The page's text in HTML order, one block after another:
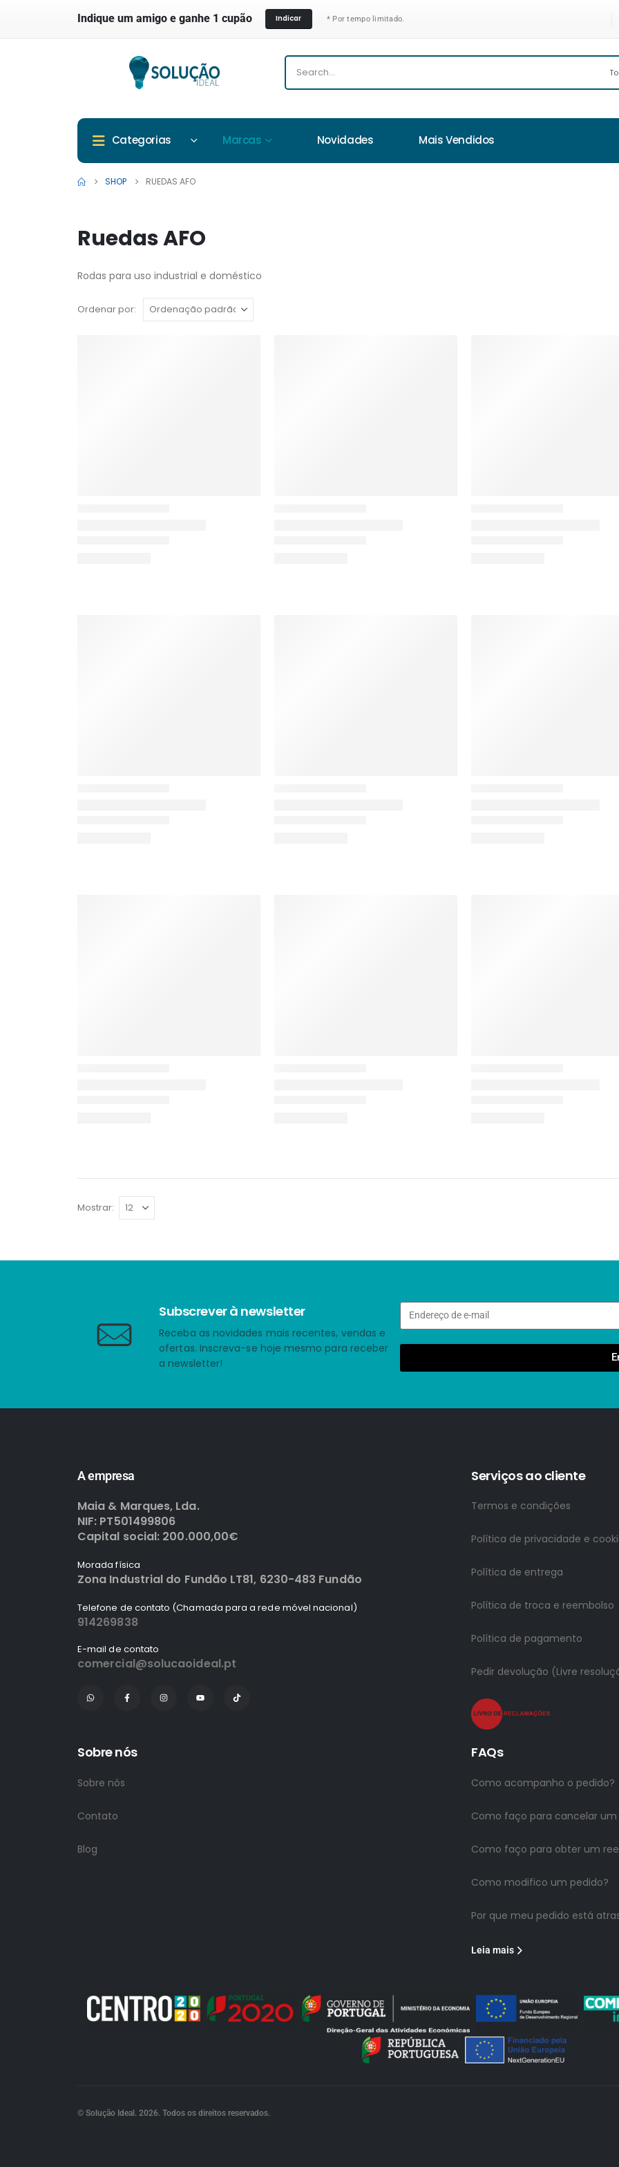
Indique um amigo e ganhe 1 cupão Indicar * Por tempo limitado.
Categorias Marcas Novidades Mais Vendidos
SHOP RUEDAS AFO
Ruedas AFO
Rodas para uso industrial e doméstico
Ordenar por:
Mostrar:
Subscrever à newsletter
Receba as novidades mais recentes, vendas e
ofertas. Inscreva-se hoje mesmo para receber
a newsletter!
A empresa
Maia & Marques, Lda.
NIF: PT501499806
Capital social: 200.000,00€
Morada física
Zona Industrial do Fundão LT81, 6230-483 Fundão
Telefone de contato (Chamada para a rede móvel nacional)
914269838
E-mail de contato
comercial@solucaoideal.pt
Serviços ao cliente
Termos e condições
Política de privacidade e
Política de entrega
Política de troca e reembolso
Política de pagamento
Pedir devolução (Livre
Sobre nós
Sobre nós
Contato
Blog
FAQs
Como acompanho o pedido?
Como faço para cancelar um
Como faço para obter um
Como modifico um pedido?
Por que meu pedido está
Leia mais
© Solução Ideal. 2026. Todos os direitos reservados.